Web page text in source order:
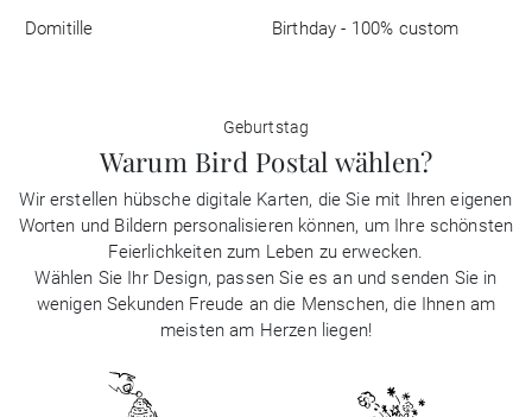
Domitille Birthday - 100% custom
Geburtstag
Warum Bird Postal wählen?
Wir erstellen hübsche digitale Karten, die Sie mit Ihren eigenen
Worten und Bildern personalisieren können, um Ihre schönsten
Feierlichkeiten zum Leben zu erwecken.
Wählen Sie Ihr Design, passen Sie es an und senden Sie in
wenigen Sekunden Freude an die Menschen, die Ihnen am
meisten am Herzen liegen!